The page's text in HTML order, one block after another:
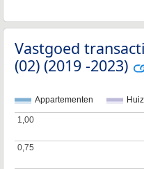
Vastgoed
(02) (2019 -2023)
Appartementen
0,75
0,75
1,00
1,00